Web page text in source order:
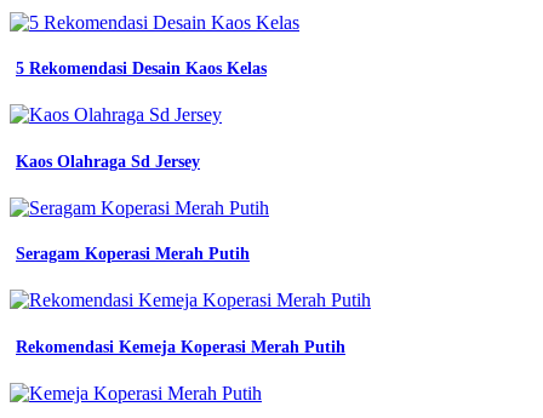
5 Rekomendasi Desain Kaos Kelas
Kaos Olahraga Sd Jersey
Seragam Koperasi Merah Putih
Rekomendasi Kemeja Koperasi Merah Putih